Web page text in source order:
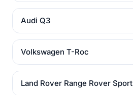
Audi Q3
Volkswagen T-Roc
Land Rover Range Rover Sport